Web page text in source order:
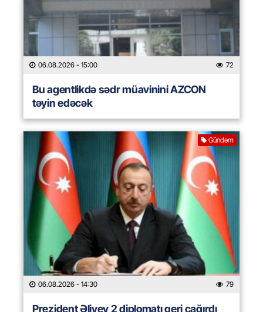
06.08.2026 - 15:00 72
Bu agentlikdə sədr müavinini AZCON
təyin edəcək
Gündəm
06.08.2026 - 14:30 79
Prezident Əliyev 2 diplomatı geri çağırdı